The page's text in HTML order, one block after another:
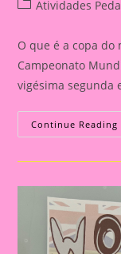
PostAtividades
O que é a copa do
Campeonato
vigésima segunda
Continue Reading